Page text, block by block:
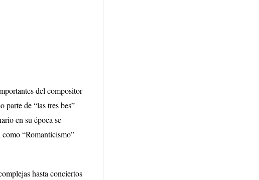
del compositor
de “las tres bes”
en su época se
“Romanticismo”
hasta conciertos